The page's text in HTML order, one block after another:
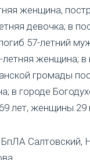
женщина,
девочка; в
57-летний
летняя женщина;
громады
в городе
лет, женщины 29
БпЛА Салтовский,